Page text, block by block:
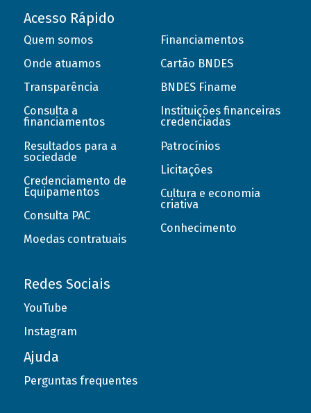
Acesso Rápido
Quem somos
Onde atuamos
Transparência
Consulta a
financiamentos
Resultados para a
sociedade
Credenciamento de
Equipamentos
Consulta PAC
Moedas contratuais
Financiamentos
Cartão BNDES
BNDES Finame
Instituições financeiras
credenciadas
Patrocínios
Licitações
Cultura e economia
criativa
Conhecimento
Redes Sociais
YouTube
Instagram
Ajuda
Perguntas frequentes